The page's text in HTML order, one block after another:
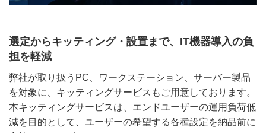
選定からキッティング・設置まで、IT機器導入の負
担を軽減
弊社が取り扱うPC、ワークステーション、サーバー製品
を対象に、キッティングサービスもご用意しております。
本キッティングサービスは、エンドユーザーの運用負荷低
減を目的として、ユーザーの希望する各種設定を納品前に